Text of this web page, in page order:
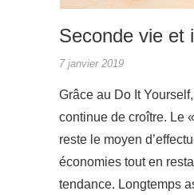
Seconde vie et
7 janvier 2019
Grâce au Do It
continue de croître. Le
reste le moyen
économies tout en
tendance. Longtemps